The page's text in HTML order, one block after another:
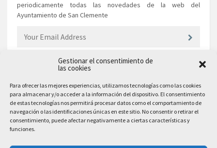
Gestionar el consentimiento de
las cookies
Para ofrecer las mejores experiencias, utilizamos tecnologías como las cookies
para almacenar y/o acceder a la información del dispositivo. El consentimiento
de estas tecnologías nos permitirá procesar datos como el comportamiento de
navegación o las identificaciones únicas en este sitio. No consentir o retirar el
consentimiento, puede afectar negativamente a ciertas características y
funciones.
periodicamente todas las novedades de la web del
Ayuntamiento de San Clemente
EL AYUNTAMIENTO
Plaza Mayor, 10
San Clemente, 16600, Cuenca
Teléfono: 969 300 003